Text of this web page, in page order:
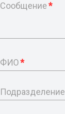
Сообщение*
ФИО*
Подразделение